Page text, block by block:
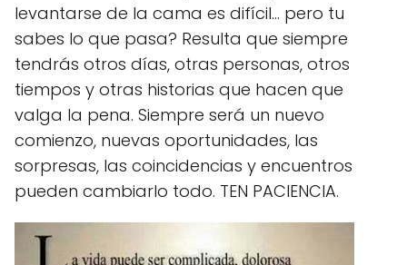
levantarse de la cama es difícil... pero tu
sabes lo que pasa? Resulta que siempre
tendrás otros días, otras personas, otros
tiempos y otras historias que hacen que
valga la pena. Siempre será un nuevo
comienzo, nuevas oportunidades, las
sorpresas, las coincidencias y encuentros
pueden cambiarlo todo. TEN PACIENCIA.